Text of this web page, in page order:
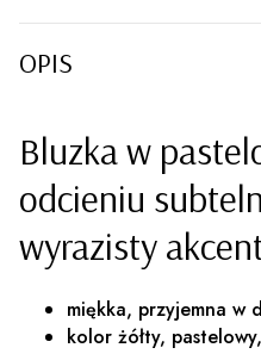
OPIS
Bluzka w
odcieniu
wyrazisty
miękka, przyjemna w
kolor żółty,